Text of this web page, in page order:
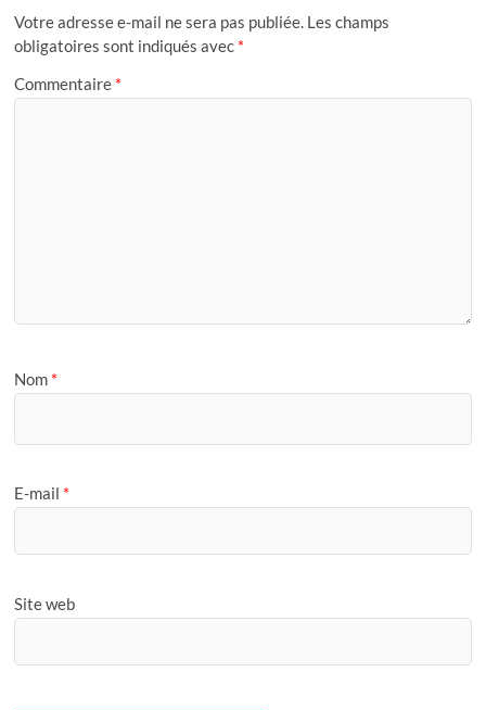
Votre adresse e-mail ne sera pas publiée. Les champs
obligatoires sont indiqués avec *
Commentaire *
Nom *
E-mail *
Site web